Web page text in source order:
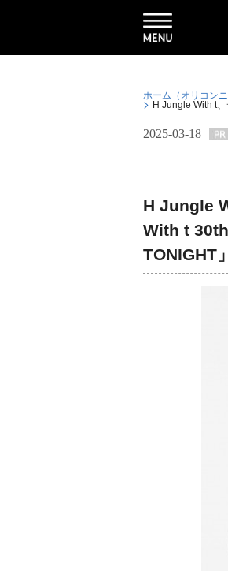
ホーム（オリコンニ
H Jungle With t
2025-03-18
H Jungle
With t
TONIGHT